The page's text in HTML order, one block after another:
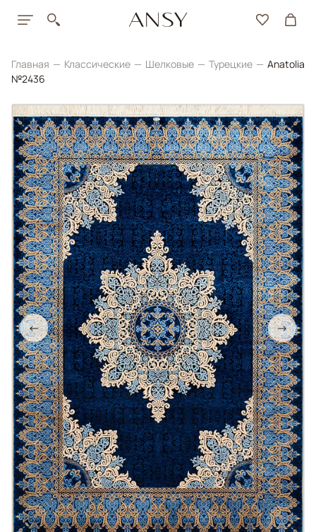
Главная Классические Шелковые Турецкие
Anatolia
№2436
← →